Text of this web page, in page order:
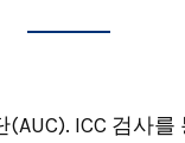
ICC 검사를